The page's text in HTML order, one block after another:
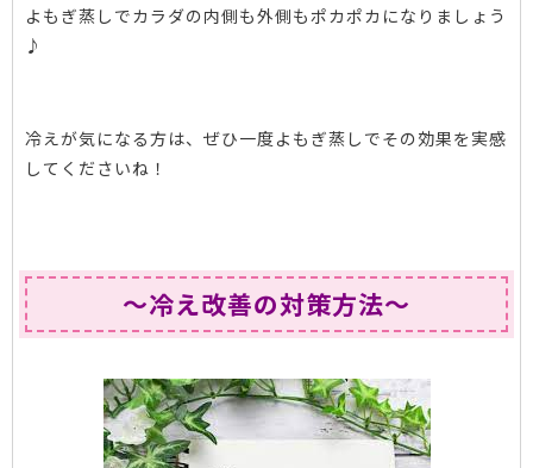
よもぎ蒸しでカラダの内側も外側もポカポカになりましょう
♪
冷えが気になる方は、ぜひ一度よもぎ蒸しでその効果を実感
してくださいね！
～冷え改善の対策方法～